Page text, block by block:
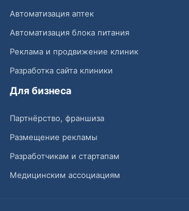
Автоматизация аптек
Автоматизация блока питания
Реклама и продвижение клиник
Разработка сайта клиники
Для бизнеса
Партнёрство, франшиза
Размещение рекламы
Разработчикам и стартапам
Медицинским ассоциациям